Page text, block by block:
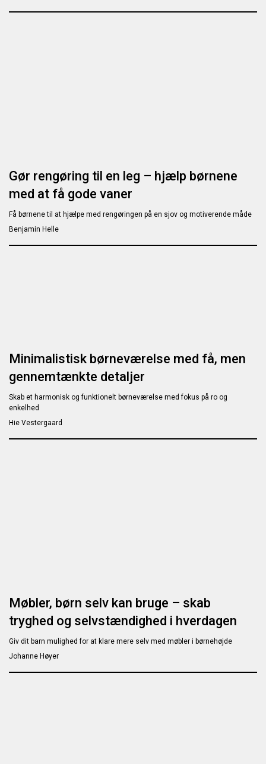
Gør rengøring til en leg – hjælp børnene
med at få gode vaner
Få børnene til at hjælpe med rengøringen på en sjov og motiverende måde
Benjamin Helle
Minimalistisk børneværelse med få, men
gennemtænkte detaljer
Skab et harmonisk og funktionelt børneværelse med fokus på ro og
enkelhed
Hie Vestergaard
Møbler, børn selv kan bruge – skab
tryghed og selvstændighed i hverdagen
Giv dit barn mulighed for at klare mere selv med møbler i børnehøjde
Johanne Høyer